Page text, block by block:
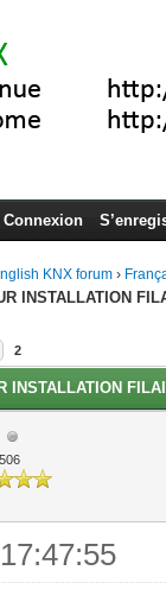
Connexion
KNX forum ›
INSTALLATION
2
INSTALLATION